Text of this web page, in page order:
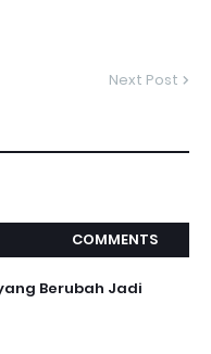
Next Post
COMMENTS
Berubah Jadi